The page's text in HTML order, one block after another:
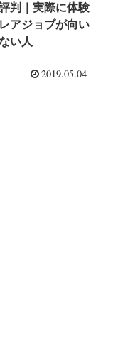
判｜実際に体験
アジョブが向い
い人
2019.05.04